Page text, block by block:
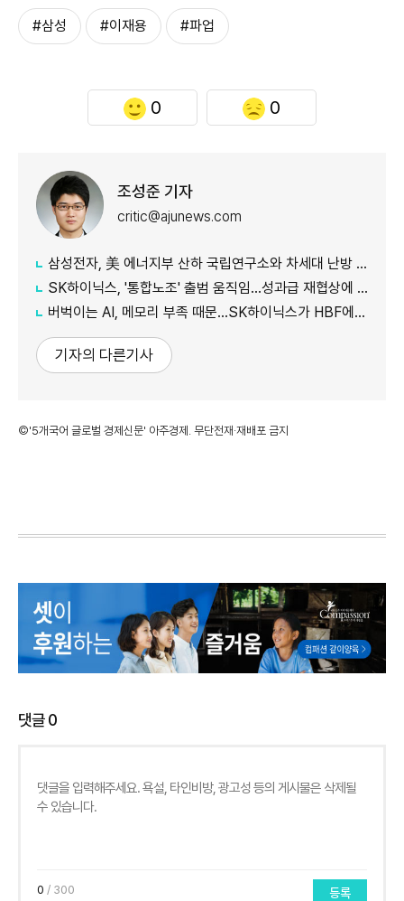
#삼성 #이재용 #파업
0 0
조성준 기자
critic@ajunews.com
삼성전자, 美 에너지부 산하 국립연구소와 차세대 난방 기술 개발 박차
SK하이닉스, '통합노조' 출범 움직임…성과급 재협상에 내부 반발
버벅이는 AI, 메모리 부족 때문…SK하이닉스가 HBF에 집중하는 이유
기자의 다른기사
©'5개국어 글로벌 경제신문' 아주경제. 무단전재·재배포 금지
댓글0
0 / 300 등록